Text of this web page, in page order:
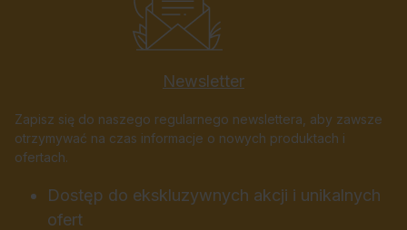
Newsletter
Zapisz się do naszego regularnego newslettera, aby zawsze
otrzymywać na czas informacje o nowych produktach i
ofertach.
Dostęp do ekskluzywnych akcji i unikalnych
ofert